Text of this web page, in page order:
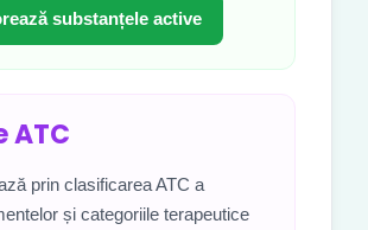
substanțele active
ATC
prin clasificarea ATC a
și categoriile terapeutice